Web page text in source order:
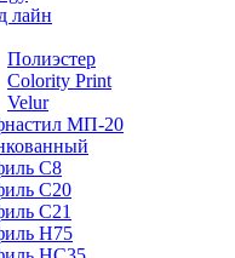
лайн
Полиэстер
Colority Print
Velur
МП-20
С8
С20
С21
Н75